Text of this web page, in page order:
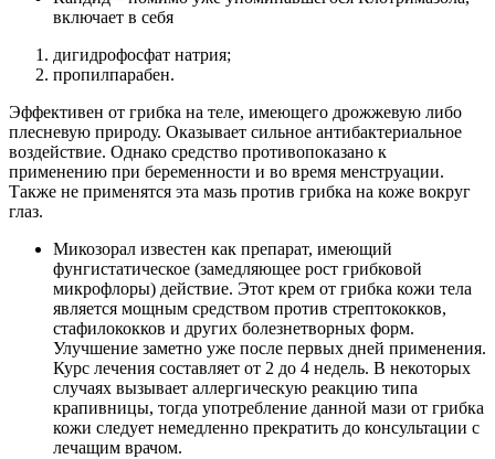
включает в себя
дигидрофосфат натрия;
пропилпарабен.
Эффективен от грибка на теле, имеющего дрожжевую либо
плесневую природу. Оказывает сильное антибактериальное
воздействие. Однако средство противопоказано к
применению при беременности и во время менструации.
Также не применятся эта мазь против грибка на коже вокруг
глаз.
Микозорал известен как препарат, имеющий
фунгистатическое (замедляющее рост грибковой
микрофлоры) действие. Этот крем от грибка кожи тела
является мощным средством против стрептококков,
стафилококков и других болезнетворных форм.
Улучшение заметно уже после первых дней применения.
Курс лечения составляет от 2 до 4 недель. В некоторых
случаях вызывает аллергическую реакцию типа
крапивницы, тогда употребление данной мази от грибка
кожи следует немедленно прекратить до консультации с
лечащим врачом.